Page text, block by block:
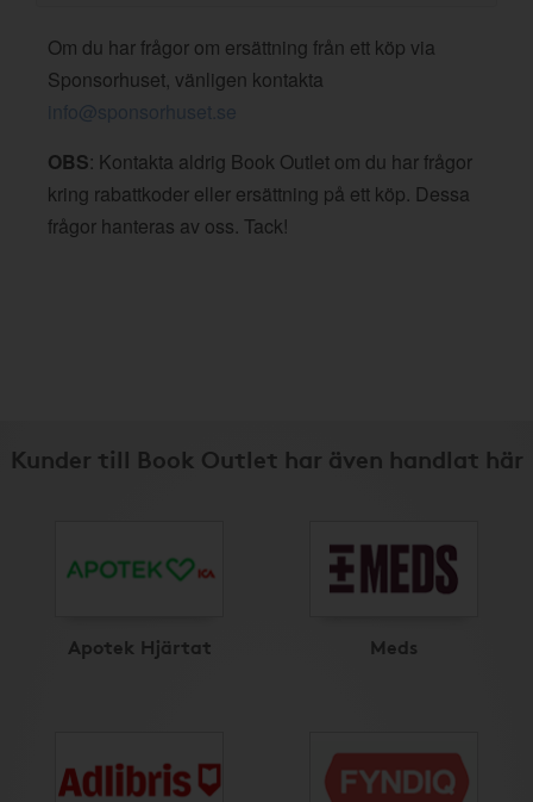
Om du har frågor om ersättning från ett köp via
Sponsorhuset, vänligen kontakta
info@sponsorhuset.se
OBS: Kontakta aldrig Book Outlet om du har frågor
kring rabattkoder eller ersättning på ett köp. Dessa
frågor hanteras av oss. Tack!
Kunder till Book Outlet har även handlat här
Apotek Hjärtat Meds